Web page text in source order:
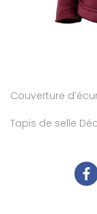
Couverture
Tapis de selle